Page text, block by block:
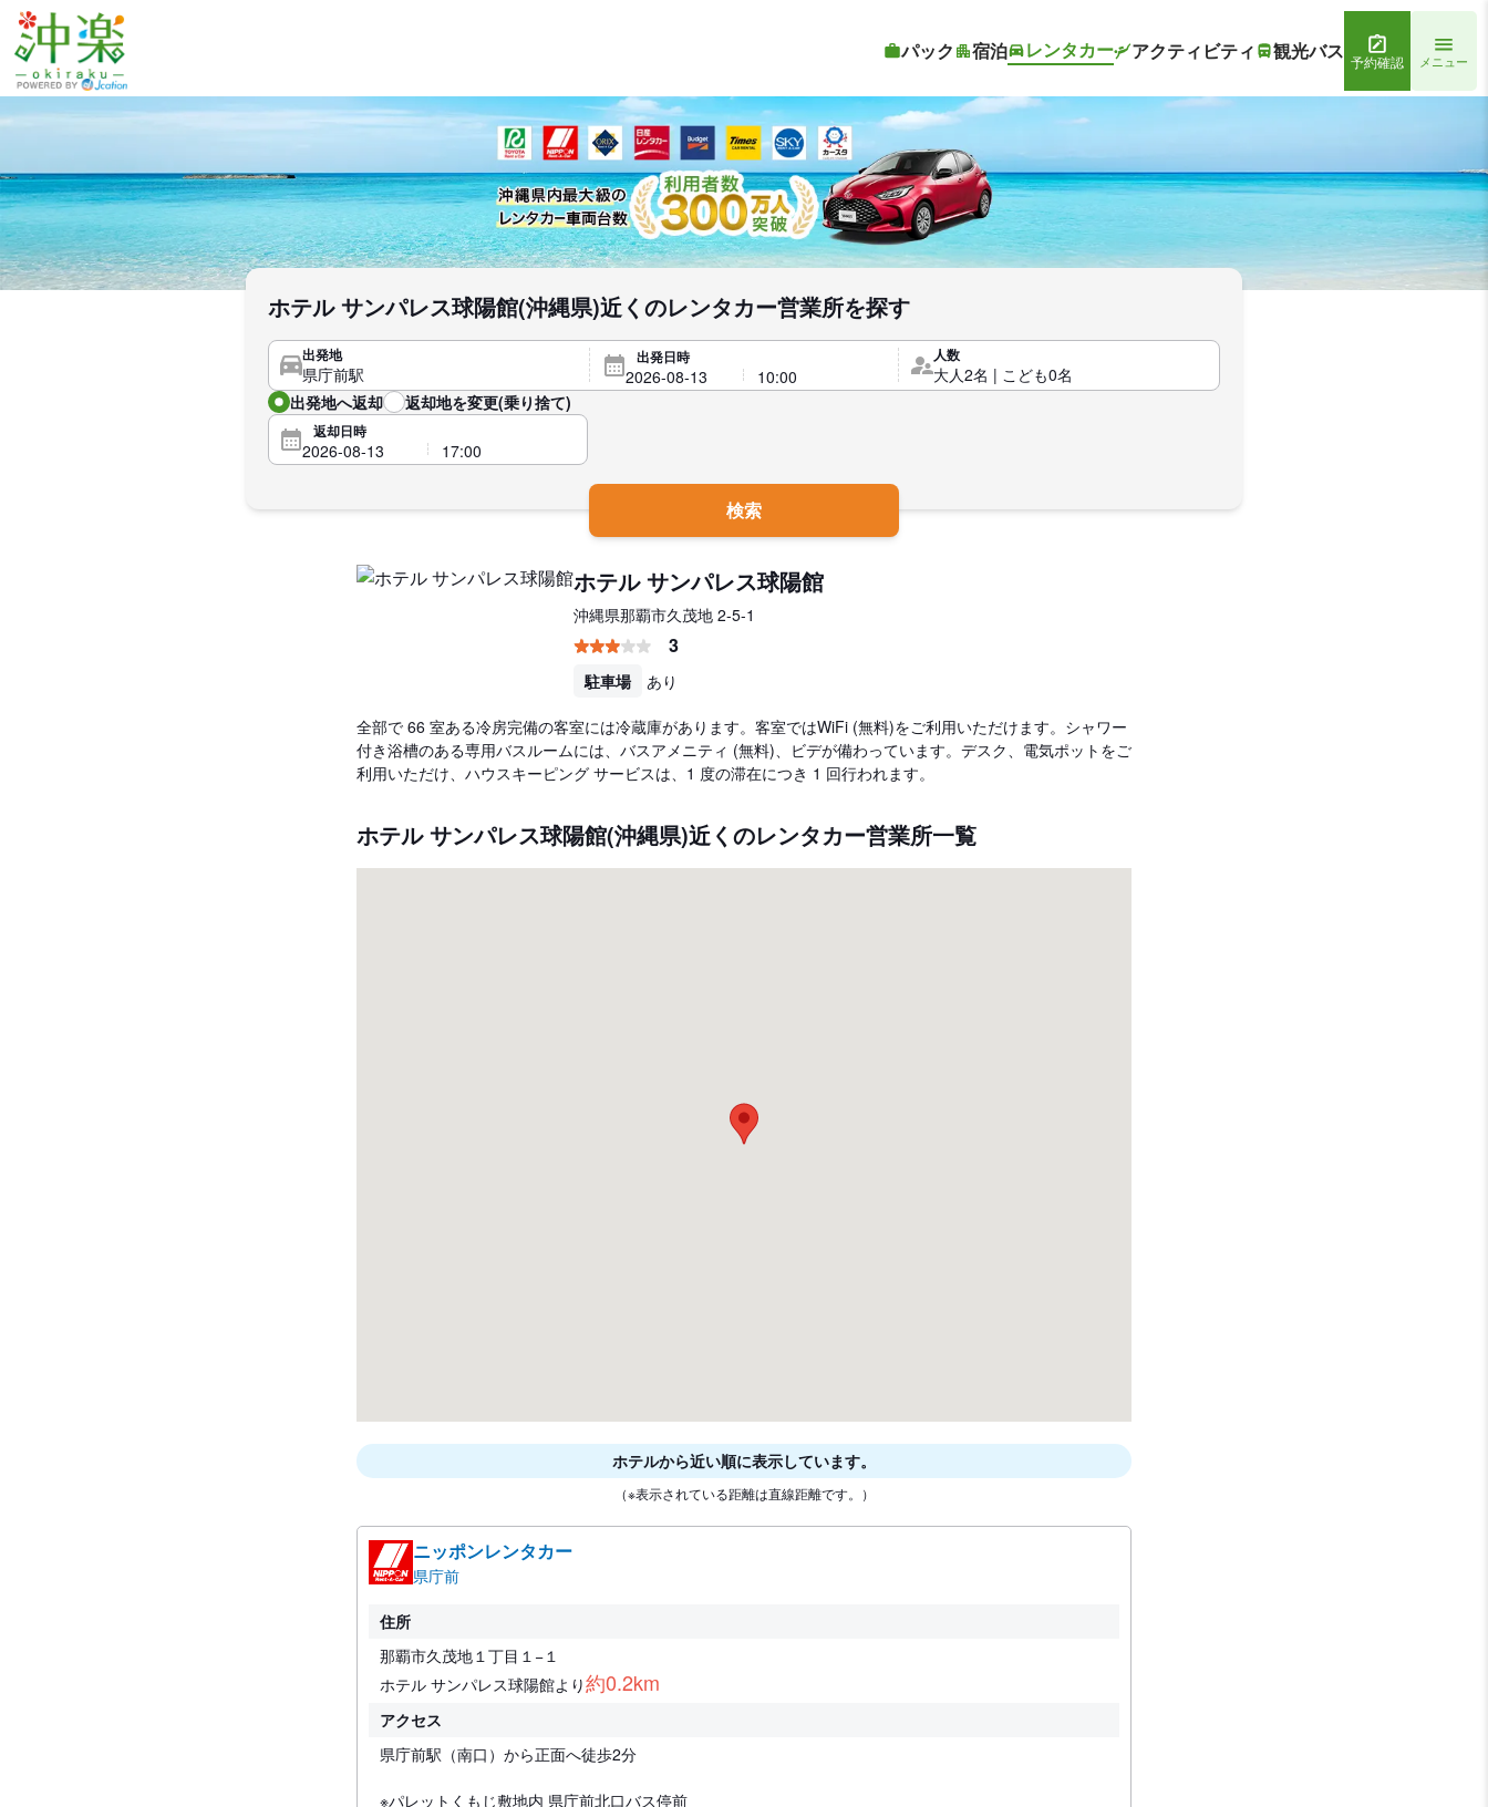
パック 宿泊 レンタカー アクティビティ 観光バス 予約確認 メニュー
ホテル サンパレス球陽館(沖縄県)近くのレンタカー営業所を探す
出発地 出発日時 人数
出発地へ返却 返却地を変更(乗り捨て)
返却日時
検索
ホテル サンパレス球陽館
沖縄県那覇市久茂地 2-5-1
3
駐車場 あり
全部で 66 室ある冷房完備の客室には冷蔵庫があります。客室ではWiFi (無料)をご利用いただけます。シャワー
付き浴槽のある専用バスルームには、バスアメニティ (無料)、ビデが備わっています。デスク、電気ポットをご
利用いただけ、ハウスキーピング サービスは、1 度の滞在につき 1 回行われます。
ホテル サンパレス球陽館(沖縄県)近くのレンタカー営業所一覧
ホテルから近い順に表示しています。
（※表示されている距離は直線距離です。）
ニッポンレンタカー
県庁前
住所
那覇市久茂地１丁目１−１
ホテル サンパレス球陽館より約0.2km
アクセス
県庁前駅（南口）から正面へ徒歩2分
※パレットくもじ敷地内 県庁前北口バス停前